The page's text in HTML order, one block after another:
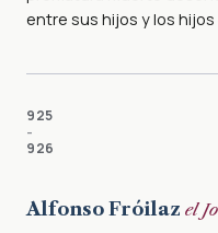
entre sus hijos y los hijos
925
–
926
Alfonso Fróilaz el